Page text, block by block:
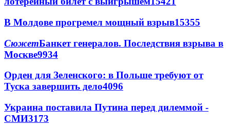
В Молдове прогремел мощный взрыв15355
СюжетБанкет генералов. Последствия взрыва в
Москве9934
Орден для Зеленского: в Польше требуют от
Туска завершить дело4096
Украина поставила Путина перед дилеммой -
СМИ3173